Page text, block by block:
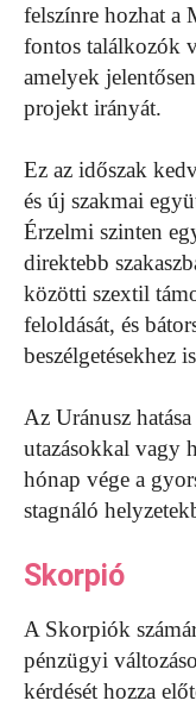
felszínre hozhat a
fontos találkozók
amelyek
projekt irányát.
Ez az időszak
és új szakmai
Érzelmi szinten
direktebb
közötti szextil
feloldását, és
beszélgetésekhez
Az Uránusz
utazásokkal vagy
hónap vége a
stagnáló
Skorpió
A Skorpiók
pénzügyi
kérdését hozza